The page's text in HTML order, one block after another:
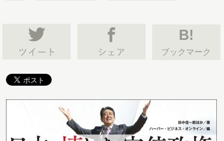
B!
ブックマーク